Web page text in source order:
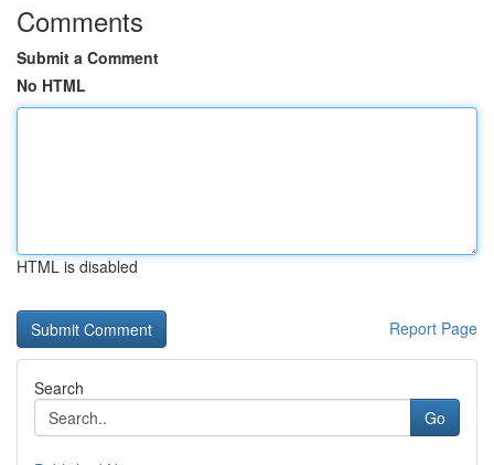
Comments
Submit a Comment
No HTML
HTML is disabled
Report Page
Search
Go